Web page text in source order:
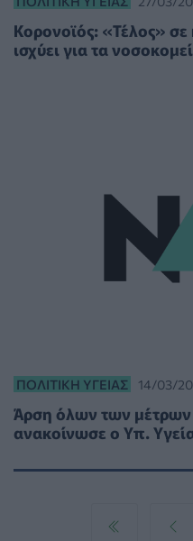
Κορονοϊός: «Τέλος»
ισχύει για τα
ΠΟΛΙΤΙΚΉ ΥΓΕΊΑΣ 14/03/
Άρση όλων των μέτρων
ανακοίνωσε ο Υπ.